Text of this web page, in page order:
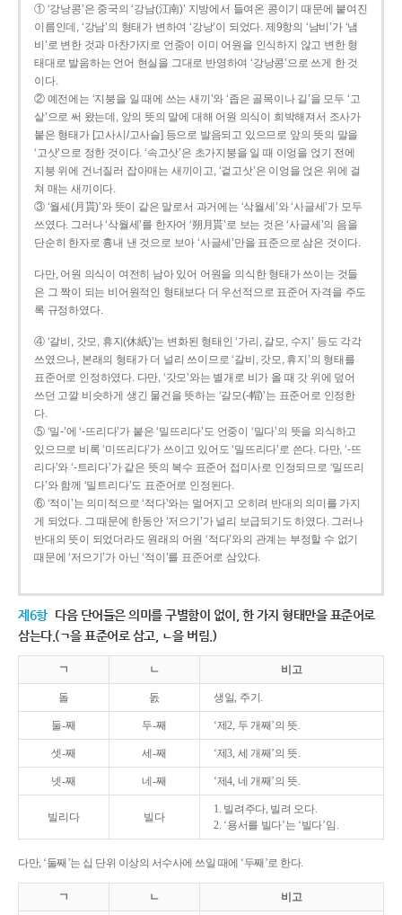
① ‘강낭콩’은 중국의 ‘강남(江南)’ 지방에서 들여온 콩이기 때문에 붙여진
이름인데, ‘강남’의 형태가 변하여 ‘강낭’이 되었다. 제9항의 ‘남비’가 ‘냄
비’로 변한 것과 마찬가지로 언중이 이미 어원을 인식하지 않고 변한 형
태대로 발음하는 언어 현실을 그대로 반영하여 ‘강낭콩’으로 쓰게 한 것
이다.
② 예전에는 ‘지붕을 일 때에 쓰는 새끼’와 ‘좁은 골목이나 길’을 모두 ‘고
샅’으로 써 왔는데, 앞의 뜻의 말에 대해 어원 의식이 희박해져서 조사가
붙은 형태가 [고사시/고사슬] 등으로 발음되고 있으므로 앞의 뜻의 말을
‘고삿’으로 정한 것이다. ‘속고삿’은 초가지붕을 일 때 이엉을 얹기 전에
지붕 위에 건너질러 잡아매는 새끼이고, ‘겉고삿’은 이엉을 얹은 위에 걸
쳐 매는 새끼이다.
③ ‘월세(月貰)’와 뜻이 같은 말로서 과거에는 ‘삭월세’와 ‘사글세’가 모두
쓰였다. 그러나 ‘삭월세’를 한자어 ‘朔月貰’로 보는 것은 ‘사글세’의 음을
단순히 한자로 흉내 낸 것으로 보아 ‘사글세’만을 표준으로 삼은 것이다.
다만, 어원 의식이 여전히 남아 있어 어원을 의식한 형태가 쓰이는 것들
은 그 짝이 되는 비어원적인 형태보다 더 우선적으로 표준어 자격을 주도
록 규정하였다.
④ ‘갈비, 갓모, 휴지(休紙)’는 변화된 형태인 ‘가리, 갈모, 수지’ 등도 각각
쓰였으나, 본래의 형태가 더 널리 쓰이므로 ‘갈비, 갓모, 휴지’의 형태를
표준어로 인정하였다. 다만, ‘갓모’와는 별개로 비가 올 때 갓 위에 덮어
쓰던 고깔 비슷하게 생긴 물건을 뜻하는 ‘갈모(-帽)’는 표준어로 인정한
다.
⑤ ‘밀-’에 ‘-뜨리다’가 붙은 ‘밀뜨리다’도 언중이 ‘밀다’의 뜻을 의식하고
있으므로 비록 ‘미뜨리다’가 쓰이고 있어도 ‘밀뜨리다’로 쓴다. 다만, ‘-뜨
리다’와 ‘-트리다’가 같은 뜻의 복수 표준어 접미사로 인정되므로 ‘밀뜨리
다’와 함께 ‘밀트리다’도 표준어로 인정된다.
⑥ ‘적이’는 의미적으로 ‘적다’와는 멀어지고 오히려 반대의 의미를 가지
게 되었다. 그 때문에 한동안 ‘저으기’가 널리 보급되기도 하였다. 그러나
반대의 뜻이 되었더라도 원래의 어원 ‘적다’와의 관계는 부정할 수 없기
때문에 ‘저으기’가 아닌 ‘적이’를 표준어로 삼았다.
제6항 다음 단어들은 의미를 구별함이 없이, 한 가지 형태만을 표준어로
삼는다.(ㄱ을 표준어로 삼고, ㄴ을 버림.)
ㄱ ㄴ 비고
돌 돐 생일, 주기.
둘-째 두-째 ‘제2, 두 개째’의 뜻.
셋-째 세-째 ‘제3, 세 개째’의 뜻.
넷-째 네-째 ‘제4, 네 개째’의 뜻.
빌리다 빌다
1. 빌려주다, 빌려 오다.
2. ‘용서를 빌다’는 ‘빌다’임.
다만, ‘둘째’는 십 단위 이상의 서수사에 쓰일 때에 ‘두째’로 한다.
ㄱ ㄴ 비고